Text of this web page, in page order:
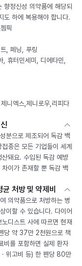
향정신성 의약품에 해당되
도 하에 복용해야 합니다.
픽
, 페닝, 푸링
터민세미, 디에타민,
니엑스,제니로우,리피다
분으로 제조되어 독감 백
종은 모든 기업들이 세계
돼요. 수입된 독감 예방
이가 존재할 뿐 독감 백
처방 및 약제비
의약품으로 처방하는 병
이할 수 있습니다. 다이어
디스트 사에 따르면 현재
당 약 37만 2천원으로 책
비를 포함하면 실제 환자
· 위고비 등) 한 펜당 80만